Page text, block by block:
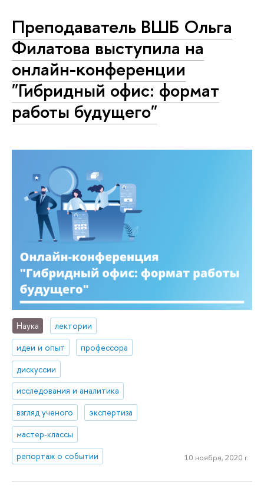
Преподаватель ВШБ Ольга
Филатова выступила на
онлайн-конференции
"Гибридный офис: формат
работы будущего"
Наука
лектории
идеи и опыт
профессора
дискуссии
исследования и аналитика
взгляд ученого
экспертиза
мастер-классы
репортаж о событии
10 ноября, 2020 г.